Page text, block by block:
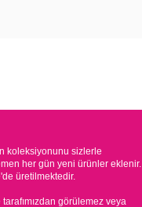
koleksiyonunu sizlerle
her gün yeni ürünler eklenir.
üretilmektedir.
görülemez veya